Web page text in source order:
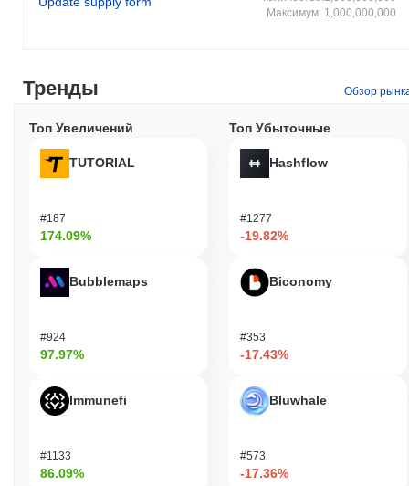
Максимум: 1,000,000,000
Тренды Обзор
Топ Увеличений
TUTORIAL
#187
174.09%
Bubblemaps
#924
97.97%
Immunefi
#1133
86.09%
Топ Убыточные
Hashflow
#1277
-19.82%
Biconomy
#353
-17.43%
Bluwhale
#573
-17.36%